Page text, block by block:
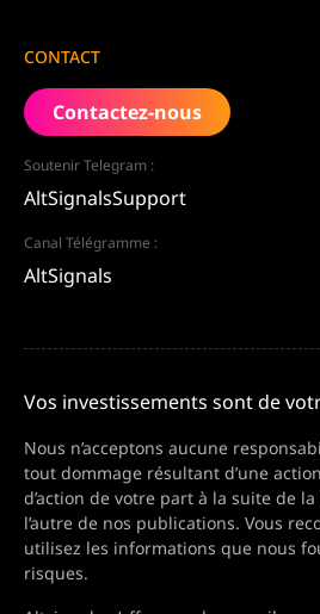
CONTACT
Contactez-nous
Soutenir Telegram :
AltSignalsSupport
Canal Télégramme :
AltSignals
Vos investissements sont de
Nous n’acceptons aucune
tout dommage résultant d’une
d’action de votre part à la suite de
l’autre de nos publications. Vous
utilisez les informations que nous
risques.